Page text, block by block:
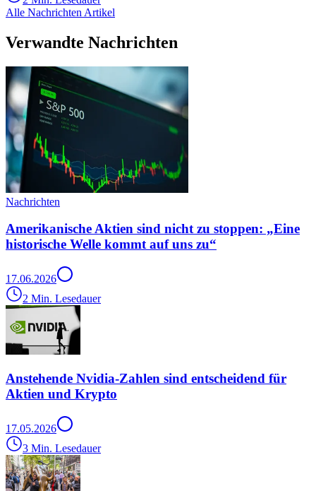
Alle Nachrichten Artikel
Verwandte Nachrichten
Nachrichten
Amerikanische Aktien sind nicht zu stoppen: „Eine
historische Welle kommt auf uns zu“
17.06.2026
2 Min. Lesedauer
Anstehende Nvidia-Zahlen sind entscheidend für
Aktien und Krypto
17.05.2026
3 Min. Lesedauer